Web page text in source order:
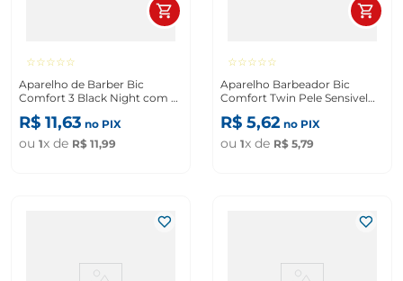
☆☆☆☆☆
Aparelho de Barber Bic
Comfort 3 Black Night com 2
Unidades
R$ 11,63 no PIX
ou 1x de R$ 11,99
☆☆☆☆☆
Aparelho Barbeador Bic
Comfort Twin Pele Sensivel
Verde
R$ 5,62 no PIX
ou 1x de R$ 5,79